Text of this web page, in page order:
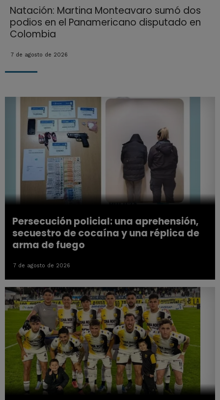
Natación: Martina Monteavaro sumó dos
podios en el Panamericano disputado en
Colombia
7 de agosto de 2026
Persecución policial: una aprehensión,
secuestro de cocaína y una réplica de
arma de fuego
7 de agosto de 2026